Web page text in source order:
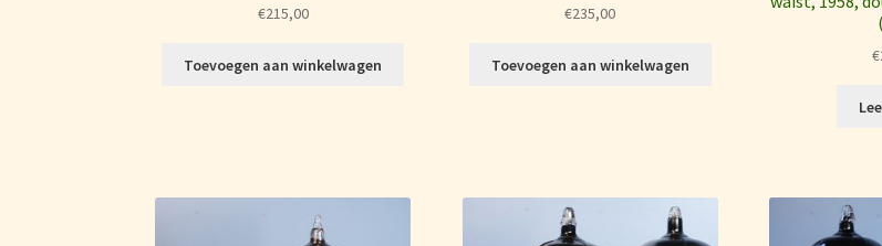
€215,00
Toevoegen aan winkelwagen
€235,00
Toevoegen aan winkelwagen €